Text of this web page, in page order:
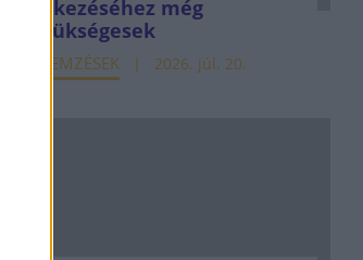
érkezéséhez még
szükségesek
ELEMZÉSEK 2026. júl. 20.